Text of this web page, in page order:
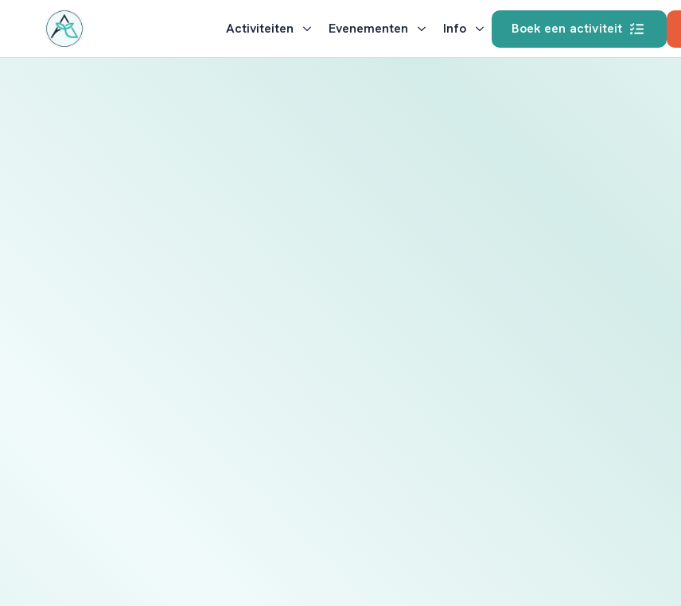
Activiteiten Evenementen Info Boek een activiteit